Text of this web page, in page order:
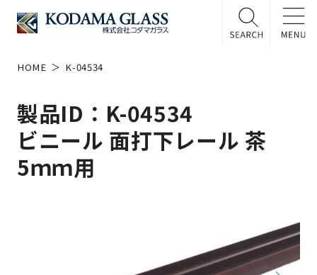
HOME K-04534
製品ID：K-04534
ビニール 面打下レール 茶
5ｍｍ用